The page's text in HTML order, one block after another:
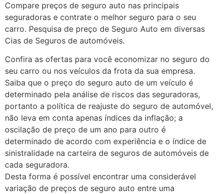
Compare preços de seguro auto nas principais
seguradoras e contrate o melhor seguro para o seu
carro. Pesquisa de preço de Seguro Auto em diversas
Cias de Seguros de automóveis.
Confira as ofertas para você economizar no seguro do
seu carro ou nos veículos da frota da sua empresa.
Saiba que o preço do seguro auto de um veículo é
determinado pela análise de riscos das seguradoras,
portanto a política de reajuste do seguro de automóvel,
não leva em conta apenas índices da inflação; a
oscilação de preço de um ano para outro é
determinado de acordo com experiência e o índice de
sinistralidade na carteira de seguros de automóveis de
cada seguradora.
Desta forma é possível encontrar uma considerável
variação de preços de seguro auto entre uma